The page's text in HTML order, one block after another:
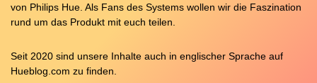
von Philips Hue. Als Fans des Systems wollen wir die Faszination
rund um das Produkt mit euch teilen.
Seit 2020 sind unsere Inhalte auch in englischer Sprache auf
Hueblog.com zu finden.